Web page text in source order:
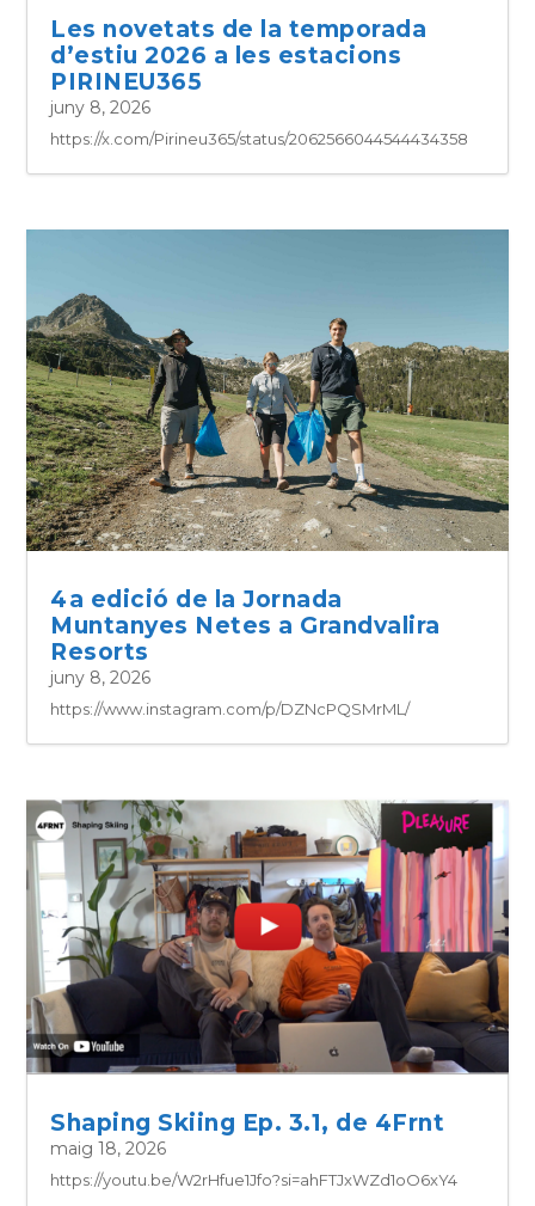
Les novetats de la temporada
d’estiu 2026 a les estacions
PIRINEU365
juny 8, 2026
https://x.com/Pirineu365/status/2062566044544434358
4a edició de la Jornada
Muntanyes Netes a Grandvalira
Resorts
juny 8, 2026
https://www.instagram.com/p/DZNcPQSMrML/
Shaping Skiing Ep. 3.1, de 4Frnt
maig 18, 2026
https://youtu.be/W2rHfue1Jfo?si=ahFTJxWZd1oO6xY4